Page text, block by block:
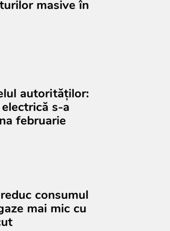
masive în
autorităților:
s-a
februarie
consumul
mai mic cu